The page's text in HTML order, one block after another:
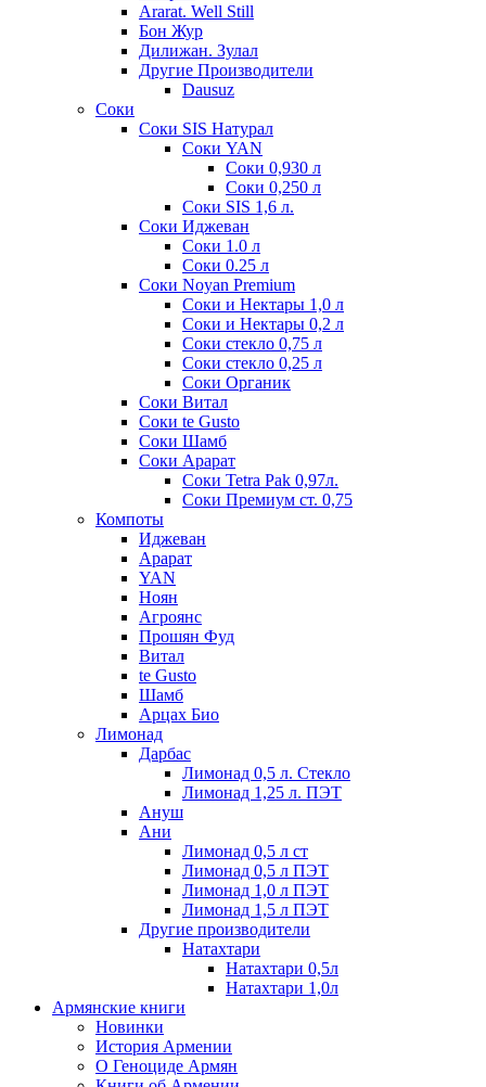
Ararat. Well Still
Бон Жур
Дилижан. Зулал
Другие Производители
Dausuz
Соки
Соки SIS Натурал
Соки YAN
Соки 0,930 л
Соки 0,250 л
Соки SIS 1,6 л.
Соки Иджеван
Соки 1.0 л
Соки 0.25 л
Соки Noyan Premium
Соки и Нектары 1,0 л
Соки и Нектары 0,2 л
Соки стекло 0,75 л
Соки стекло 0,25 л
Соки Органик
Соки Витал
Соки te Gusto
Соки Шамб
Соки Арарат
Соки Tetra Pak 0,97л.
Соки Премиум ст. 0,75
Компоты
Иджеван
Арарат
YAN
Ноян
Агроянс
Прошян Фуд
Витал
te Gusto
Шамб
Арцах Био
Лимонад
Дарбас
Лимонад 0,5 л. Стекло
Лимонад 1,25 л. ПЭТ
Ануш
Ани
Лимонад 0,5 л ст
Лимонад 0,5 л ПЭТ
Лимонад 1,0 л ПЭТ
Лимонад 1,5 л ПЭТ
Другие производители
Натахтари
Натахтари 0,5л
Натахтари 1,0л
Армянские книги
Новинки
История Армении
О Геноциде Армян